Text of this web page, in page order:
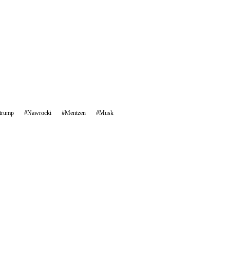
#Nawrocki #Mentzen #Musk